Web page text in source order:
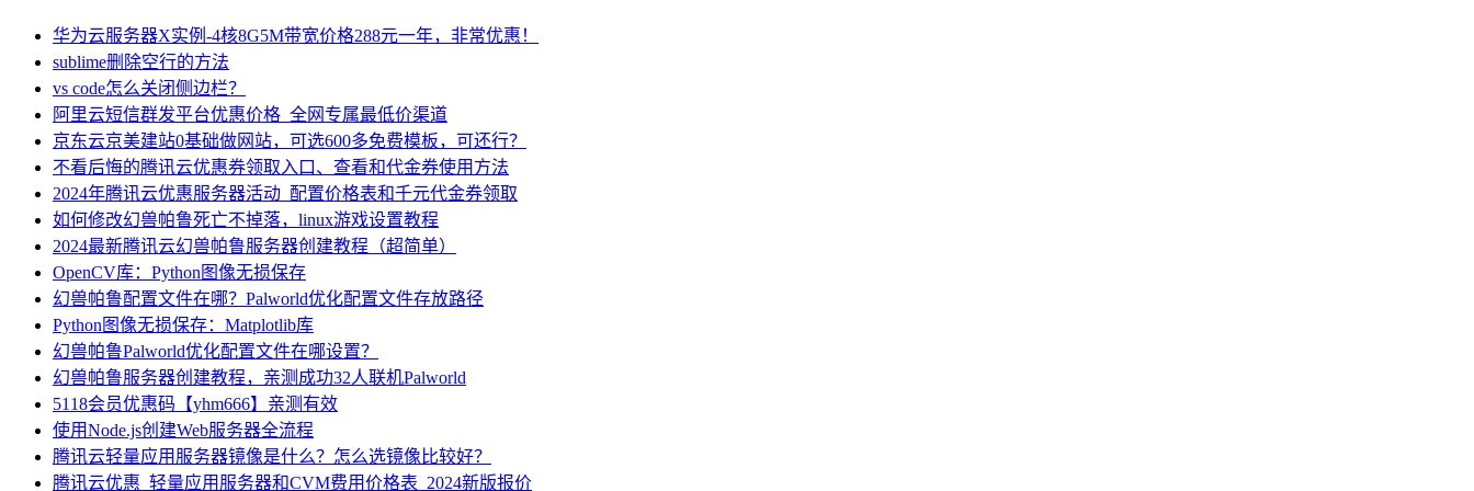
华为云服务器X实例-4核8G5M带宽价格288元一年，非常优惠！
sublime删除空行的方法
vs code怎么关闭侧边栏？
阿里云短信群发平台优惠价格_全网专属最低价渠道
京东云京美建站0基础做网站，可选600多免费模板，可还行？
不看后悔的腾讯云优惠券领取入口、查看和代金券使用方法
2024年腾讯云优惠服务器活动_配置价格表和千元代金券领取
如何修改幻兽帕鲁死亡不掉落，linux游戏设置教程
2024最新腾讯云幻兽帕鲁服务器创建教程（超简单）
OpenCV库：Python图像无损保存
幻兽帕鲁配置文件在哪？Palworld优化配置文件存放路径
Python图像无损保存：Matplotlib库
幻兽帕鲁Palworld优化配置文件在哪设置？
幻兽帕鲁服务器创建教程，亲测成功32人联机Palworld
5118会员优惠码【yhm666】亲测有效
使用Node.js创建Web服务器全流程
腾讯云轻量应用服务器镜像是什么？怎么选镜像比较好？
腾讯云优惠_轻量应用服务器和CVM费用价格表_2024新版报价